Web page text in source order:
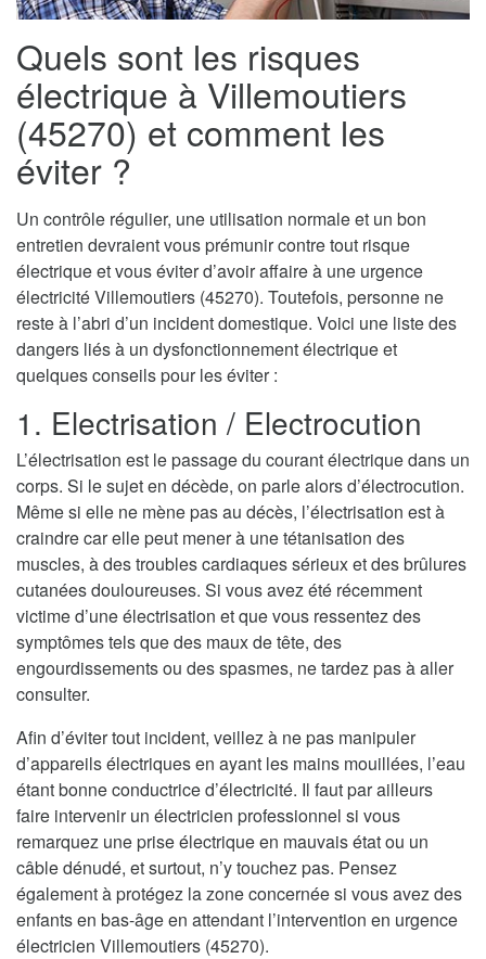
Quels sont les risques
électrique à Villemoutiers
(45270) et comment les
éviter ?
Un contrôle régulier, une utilisation normale et un bon
entretien devraient vous prémunir contre tout risque
électrique et vous éviter d’avoir affaire à une urgence
électricité Villemoutiers (45270). Toutefois, personne ne
reste à l’abri d’un incident domestique. Voici une liste des
dangers liés à un dysfonctionnement électrique et
quelques conseils pour les éviter :
1. Electrisation / Electrocution
L’électrisation est le passage du courant électrique dans un
corps. Si le sujet en décède, on parle alors d’électrocution.
Même si elle ne mène pas au décès, l’électrisation est à
craindre car elle peut mener à une tétanisation des
muscles, à des troubles cardiaques sérieux et des brûlures
cutanées douloureuses. Si vous avez été récemment
victime d’une électrisation et que vous ressentez des
symptômes tels que des maux de tête, des
engourdissements ou des spasmes, ne tardez pas à aller
consulter.
Afin d’éviter tout incident, veillez à ne pas manipuler
d’appareils électriques en ayant les mains mouillées, l’eau
étant bonne conductrice d’électricité. Il faut par ailleurs
faire intervenir un électricien professionnel si vous
remarquez une prise électrique en mauvais état ou un
câble dénudé, et surtout, n’y touchez pas. Pensez
également à protégez la zone concernée si vous avez des
enfants en bas-âge en attendant l’intervention en urgence
électricien Villemoutiers (45270).